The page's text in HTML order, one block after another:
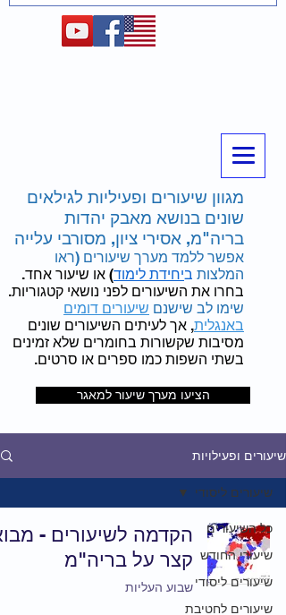
מגוון שיעורים ופעיליות לגילאים
שונים בנושא מאבק יהדות
בריה"מ, אסירי ציון, מסורבי עלייה
אפשר ללמד מערך שיעורים (ראו
המלצות ביחידת לימוד) או שיעור אחד.
בחרו את השיעורים לפני נושאי קטגוריות.
שימו לב שישנם שיעורים דומים
באנגלית, אך לעיתים השיעורים שונים
מסיבות שקשורות בחומרים שלא זמינים
בשתי השפות כמו ספרים או סרטים.
הציעו מערך שיעור למאגר
שיעורים ופעילויות
כל השיעורים
שיעורי החודש
שיעורים ליסודי
שיעורים לחטיבת
שיעורים ליסודי
הקדמה לשיעורים -
קצר על בריה"מ
שבוע העליות